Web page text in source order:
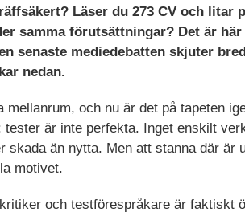
Läser du 273 CV och litar
samma förutsättningar? Det är
senaste mediedebatten skjuter
nedan.
och nu är det på tapeten
är inte perfekta. Inget enskilt
än nytta. Men att stanna där är
motivet.
och testförespråkare är faktiskt